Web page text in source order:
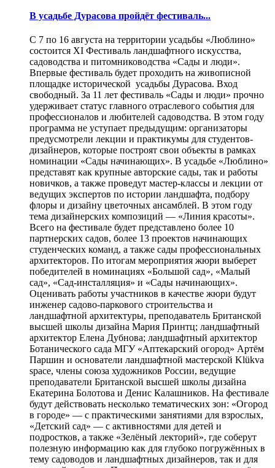
В усадьбе Дурасова пройдёт фестиваль...
С 7 по 16 августа на территории усадьбы «Люблино»
состоится XI Фестиваль ландшафтного искусства,
садоводства и питомниководства «Сады и люди».
Впервые фестиваль будет проходить на живописной
площадке исторической усадьбы Дурасова. Вход
свободный. За 11 лет фестиваль «Сады и люди» прочно
удерживает статус главного отраслевого события для
профессионалов и любителей садоводства. В этом году
программа не уступает предыдущим: организаторы
предусмотрели лекции и практикумы для студентов-
дизайнеров, которые построят свои объекты в рамках
номинации «Сады начинающих». В усадьбе «Люблино»
представят как крупные авторские сады, так и работы
новичков, а также проведут мастер-классы и лекции от
ведущих экспертов по истории ландшафта, подбору
флоры и дизайну цветочных ансамблей. В этом году
тема дизайнерских композиций — «Линия красоты».
Всего на фестивале будет представлено более 10
партнерских садов, более 13 проектов начинающих
студенческих команд, а также сады профессиональных
архитекторов. По итогам мероприятия жюри выберет
победителей в номинациях «Большой сад», «Малый
сад», «Сад-инсталляция» и «Сады начинающих».
Оценивать работы участников в качестве жюри будут
инженер садово-паркового строительства и
ландшафтной архитектуры, преподаватель Британской
высшей школы дизайна Мария Принтц; ландшафтный
архитектор Елена Дубнова; ландшафтный архитектор
Ботанического сада МГУ «Аптекарский огород» Артём
Паршин и основатели ландшафтной мастерской Klükva
space, члены союза художников России, ведущие
преподаватели Британской высшей школы дизайна
Екатерина Болотова и Денис Калашников. На фестивале
будут действовать несколько тематических зон: «Огород
в городе» — с практическими занятиями для взрослых,
«Детский сад» — с активностями для детей и
подростков, а также «Зелёный лекторий», где соберут
полезную информацию как для глубоко погружённых в
тему садоводов и ландшафтных дизайнеров, так и для